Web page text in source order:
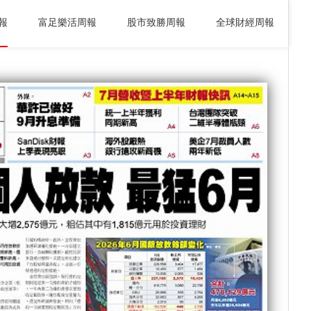
富足樂活周報 股市致勝周報 全球財經周報